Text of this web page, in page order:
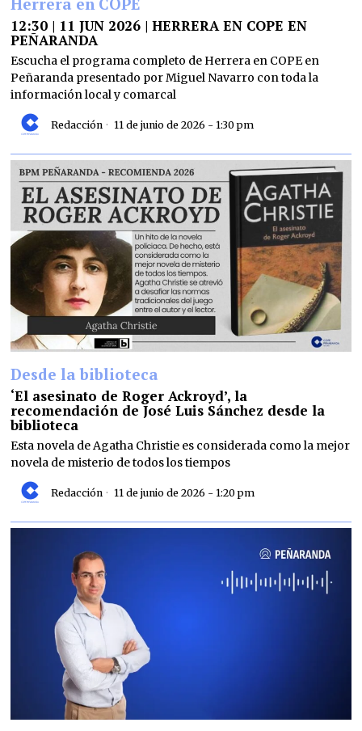
12:30 | 11 JUN 2026 | HERRERA EN COPE EN
PEÑARANDA
Escucha el programa completo de Herrera en COPE en
Peñaranda presentado por Miguel Navarro con toda la
información local y comarcal
Redacción 11 de junio de 2026 - 1:30 pm
Desde la biblioteca
‘El asesinato de Roger Ackroyd’, la
recomendación de José Luis Sánchez desde la
biblioteca
Esta novela de Agatha Christie es considerada como la mejor
novela de misterio de todos los tiempos
Redacción 11 de junio de 2026 - 1:20 pm